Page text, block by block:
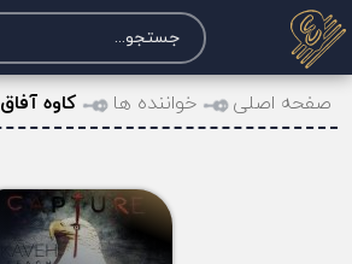
صفحه اصلی
نت و تبلچر
صفحه اصلی خواننده ها کاوه آفاق